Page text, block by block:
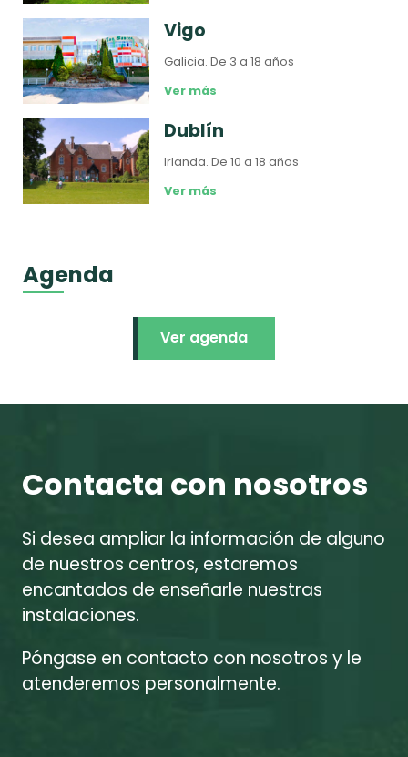
Vigo
Galicia.De 3 a 18 años
Ver más
Dublín
Irlanda.De 10 a 18 años
Ver más
Agenda
Ver agenda
Contacta con nosotros
Si desea ampliar la información de alguno
de nuestros centros, estaremos
encantados de enseñarle nuestras
instalaciones.
Póngase en contacto con nosotros y le
atenderemos personalmente.